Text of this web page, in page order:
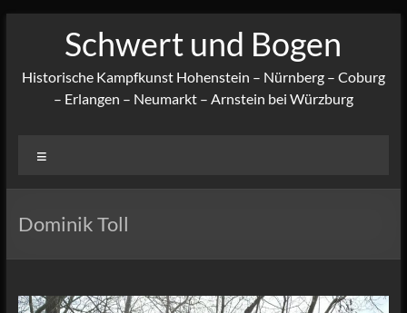
Schwert und Bogen
Historische Kampfkunst Hohenstein – Nürnberg – Coburg
– Erlangen – Neumarkt – Arnstein bei Würzburg
Dominik Toll